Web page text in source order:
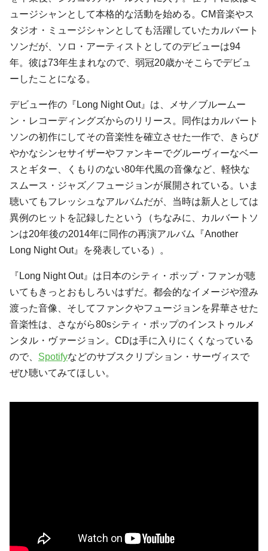
ュージシャンとして本格的な活動を始める。CM音楽やス
タジオ・ミュージシャンとしても活躍していたカルバート
ソンだが、ソロ・アーティストとしてのデビューは94
年。彼は73年生まれなので、弱冠20歳かそこらでデビュ
ーしたことになる。
デビュー作の『Long Night Out』は、メサ／ブルームー
ン・レコーディングズからのリリース。同作はカルバート
ソンの初作にしてその音楽性を確立させた一作で、きらび
やかなシンセサイザーやファンキーでグルーヴィーなベー
スとギター、くもりのない80年代風の音像など、軽快な
スムース・ジャズ／フュージョンが展開されている。いま
聴いてもフレッシュなアルバムだが、当時は新人としては
異例のヒットを記録したという（ちなみに、カルバートソ
ンは20年後の2014年に同作の再演アルバム『Another
Long Night Out』を発表している）。
『Long Night Out』は日本のシティ・ポップ・ファンが聴
いてもきっとおもしろいはずだ。都会的なイメージや澄み
渡った音像、そしてファンクやフュージョンを昇華させた
音楽性は、さながら80sシティ・ポップのインストゥルメ
ンタル・ヴァージョン。CDは手に入りにくくなっている
ので、 Spotifyなどのサブスクリプション・サーヴィスで
ぜひ聴いてみてほしい。